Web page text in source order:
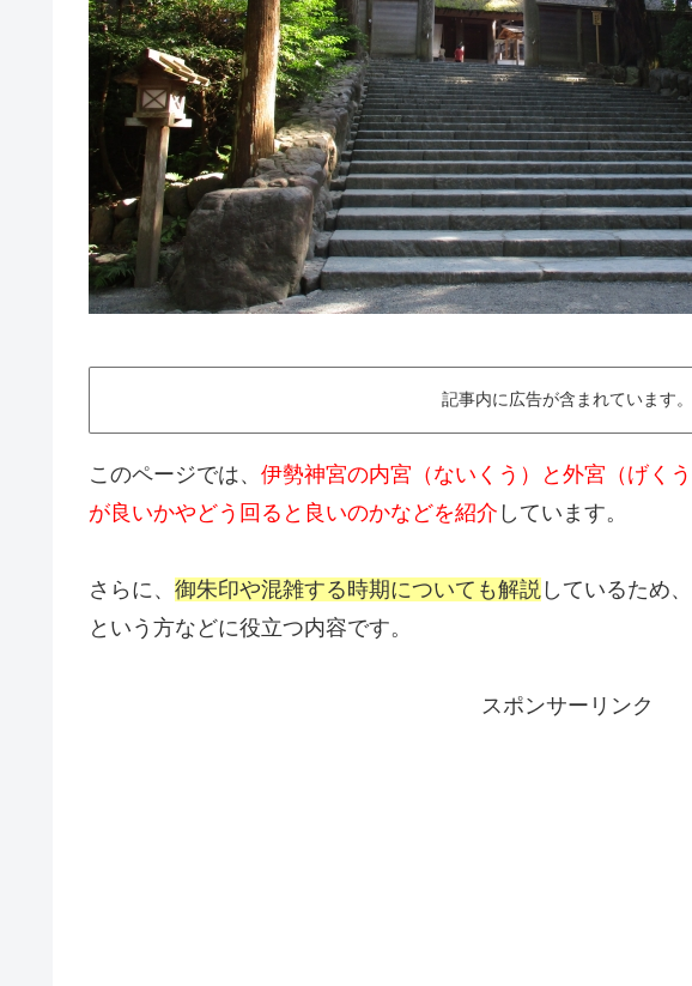
記事内に広告が含まれています。
このページでは、 伊勢神宮の内宮（ないくう）と外宮（げく
が良いかやどう回ると良いのかなどを紹介 しています。
さらに、 御朱印や混雑する時期についても解説 しているため
という方などに役立つ内容です。
スポンサーリンク